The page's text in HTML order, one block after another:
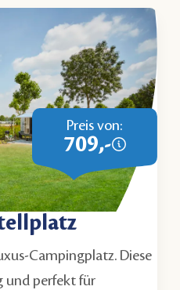
Preis von:
709,-
Campingplatz. Diese
und perfekt für